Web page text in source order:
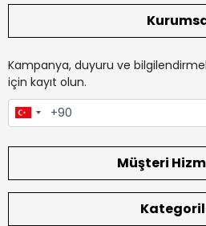
Kampanya, duyuru ve
için kayıt olun.
Müşteri